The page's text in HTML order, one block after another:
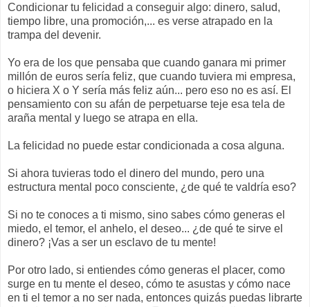
Condicionar tu felicidad a conseguir algo: dinero, salud,
tiempo libre, una promoción,... es verse atrapado en la
trampa del devenir.
Yo era de los que pensaba que cuando ganara mi primer
millón de euros sería feliz, que cuando tuviera mi empresa,
o hiciera X o Y sería más feliz aún... pero eso no es así. El
pensamiento con su afán de perpetuarse teje esa tela de
araña mental y luego se atrapa en ella.
La felicidad no puede estar condicionada a cosa alguna.
Si ahora tuvieras todo el dinero del mundo, pero una
estructura mental poco consciente, ¿de qué te valdría eso?
Si no te conoces a ti mismo, sino sabes cómo generas el
miedo, el temor, el anhelo, el deseo... ¿de qué te sirve el
dinero? ¡Vas a ser un esclavo de tu mente!
Por otro lado, si entiendes cómo generas el placer, como
surge en tu mente el deseo, cómo te asustas y cómo nace
en ti el temor a no ser nada, entonces quizás puedas librarte